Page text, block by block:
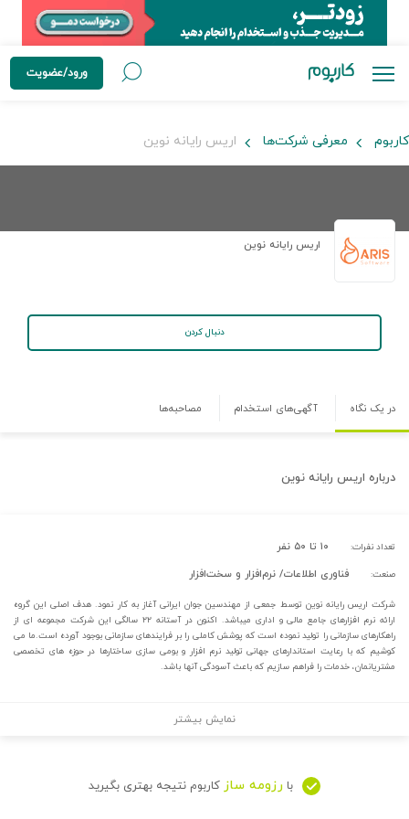
ورود/عضویت
کاربوم معرفی شرکت‌ها اریس رایانه نوین
اریس رایانه نوین
دنبال کردن
در یک نگاه آگهی‌های استخدام مصاحبه‌ها
درباره اریس رایانه نوین
تعداد نفرات: ۱۰ تا ۵۰ نفر
صنعت: فناوری اطلاعات/ نرم‌افزار و سخت‌افزار
شرکت اریس رایانه نوین توسط جمعی از مهندسین جوان ایرانی آغاز به کار نمود. هدف اصلی این گروه
ارائه نرم افزارهای جامع مالی و اداری میباشد. اکنون در آستانه ۲۲ سالگی این شرکت مجموعه ای از
راهکارهای سازمانی را تولید نموده است که پوشش کاملی را بر فرایندهای سازمانی بوجود آورده است.ما می
کوشیم که با رعایت استاندارهای جهانی تولید نرم افزار و بومی سازی ساختارها در حوزه های تخصصی
مشتریانمان، خدمات را فراهم سازیم که باعث آسودگی آنها باشد.
نمایش بیشتر
با رزومه ساز کاربوم نتیجه بهتری بگیرید